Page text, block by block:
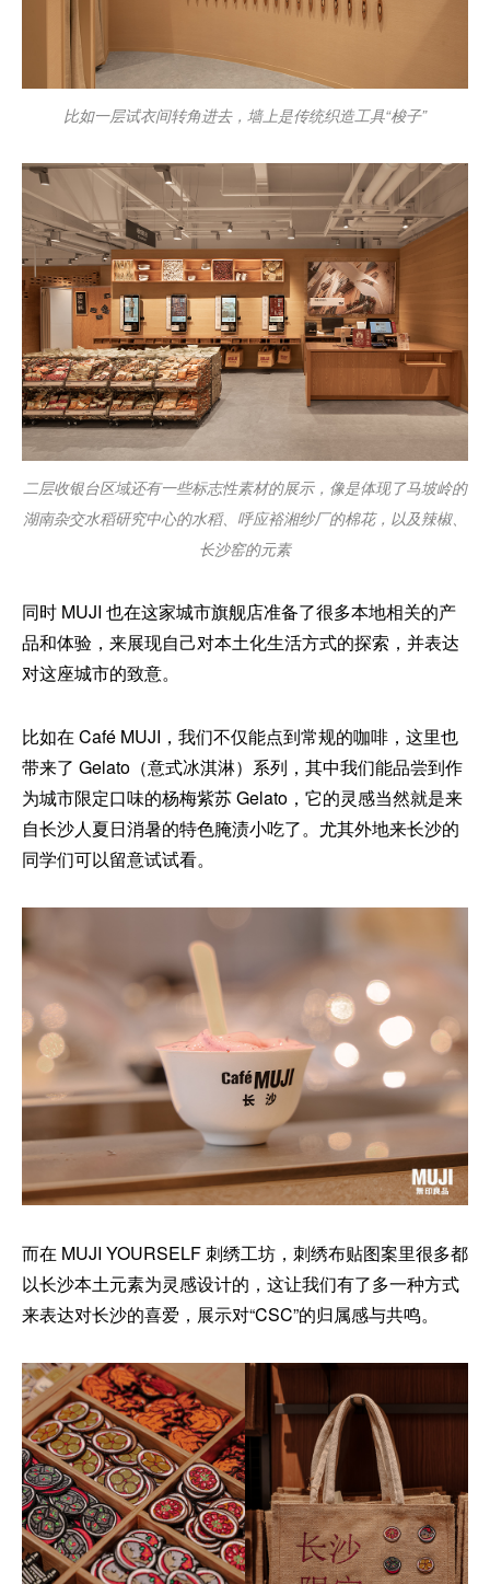
比如一层试衣间转角进去，墙上是传统织造工具“梭子”
二层收银台区域还有一些标志性素材的展示，像是体现了马坡岭的
湖南杂交水稻研究中心的水稻、呼应裕湘纱厂的棉花，以及辣椒、
长沙窑的元素
同时 MUJI 也在这家城市旗舰店准备了很多本地相关的产
品和体验，来展现自己对本土化生活方式的探索，并表达
对这座城市的致意。
比如在 Café MUJI，我们不仅能点到常规的咖啡，这里也
带来了 Gelato（意式冰淇淋）系列，其中我们能品尝到作
为城市限定口味的杨梅紫苏 Gelato，它的灵感当然就是来
自长沙人夏日消暑的特色腌渍小吃了。尤其外地来长沙的
同学们可以留意试试看。
而在 MUJI YOURSELF 刺绣工坊，刺绣布贴图案里很多都
以长沙本土元素为灵感设计的，这让我们有了多一种方式
来表达对长沙的喜爱，展示对“CSC”的归属感与共鸣。